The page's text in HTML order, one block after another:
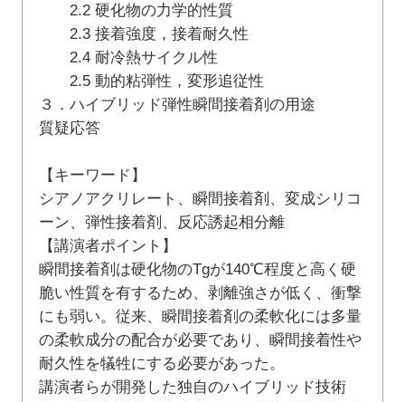
2.2 硬化物の力学的性質
2.3 接着強度，接着耐久性
2.4 耐冷熱サイクル性
2.5 動的粘弾性，変形追従性
３．ハイブリッド弾性瞬間接着剤の用途
質疑応答
【キーワード】
シアノアクリレート、瞬間接着剤、変成シリコ
ーン、弾性接着剤、反応誘起相分離
【講演者ポイント】
瞬間接着剤は硬化物のTgが140℃程度と高く硬
脆い性質を有するため、剥離強さが低く、衝撃
にも弱い。従来、瞬間接着剤の柔軟化には多量
の柔軟成分の配合が必要であり、瞬間接着性や
耐久性を犠牲にする必要があった。
講演者らが開発した独自のハイブリッド技術